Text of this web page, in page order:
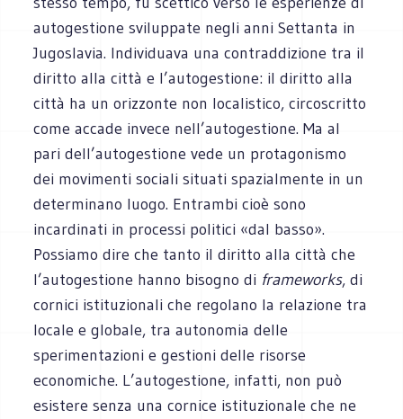
autogestione sviluppate negli anni Settanta in
Jugoslavia. Individuava una contraddizione tra il
diritto alla città e l’autogestione: il diritto alla
città ha un orizzonte non localistico, circoscritto
come accade invece nell’autogestione. Ma al
pari dell’autogestione vede un protagonismo
dei movimenti sociali situati spazialmente in un
determinano luogo. Entrambi cioè sono
incardinati in processi politici «dal basso».
Possiamo dire che tanto il diritto alla città che
l’autogestione hanno bisogno di frameworks, di
cornici istituzionali che regolano la relazione tra
locale e globale, tra autonomia delle
sperimentazioni e gestioni delle risorse
economiche. L’autogestione, infatti, non può
esistere senza una cornice istituzionale che ne